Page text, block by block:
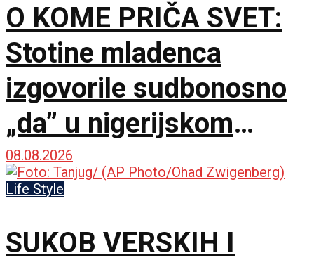
O KOME PRIČA SVET:
Stotine mladenca
izgovorile sudbonosno
„da” u nigerijskom
gradu Kano
08.08.2026
Life Style
SUKOB VERSKIH I